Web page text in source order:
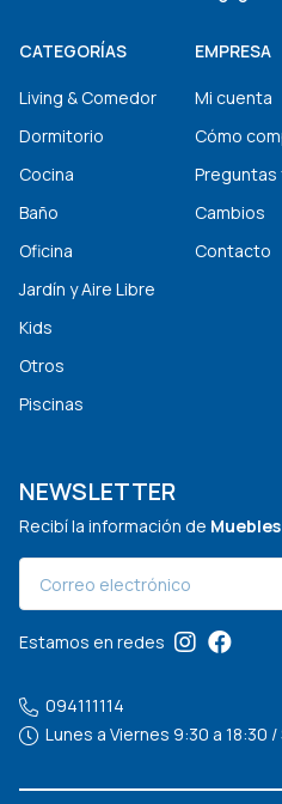
CATEGORÍAS
Living & Comedor
Dormitorio
Cocina
Baño
Oficina
Jardín y Aire Libre
Kids
Otros
Piscinas
EMPRESA
Mi cuenta
Cómo
Cambios
Contacto
NEWSLETTER
Recibí la información de
Estamos en redes
094111114
Lunes a Viernes 9:30 a 18:30